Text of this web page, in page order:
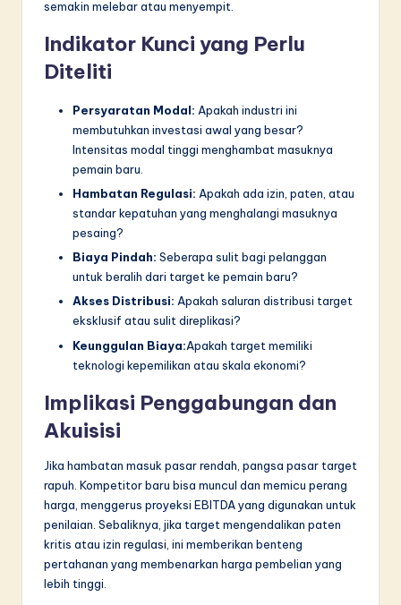
semakin melebar atau menyempit.
Indikator Kunci yang Perlu
Diteliti
Persyaratan Modal: Apakah industri ini
membutuhkan investasi awal yang besar?
Intensitas modal tinggi menghambat masuknya
pemain baru.
Hambatan Regulasi: Apakah ada izin, paten, atau
standar kepatuhan yang menghalangi masuknya
pesaing?
Biaya Pindah: Seberapa sulit bagi pelanggan
untuk beralih dari target ke pemain baru?
Akses Distribusi: Apakah saluran distribusi target
eksklusif atau sulit direplikasi?
Keunggulan Biaya:Apakah target memiliki
teknologi kepemilikan atau skala ekonomi?
Implikasi Penggabungan dan
Akuisisi
Jika hambatan masuk pasar rendah, pangsa pasar target
rapuh. Kompetitor baru bisa muncul dan memicu perang
harga, menggerus proyeksi EBITDA yang digunakan untuk
penilaian. Sebaliknya, jika target mengendalikan paten
kritis atau izin regulasi, ini memberikan benteng
pertahanan yang membenarkan harga pembelian yang
lebih tinggi.